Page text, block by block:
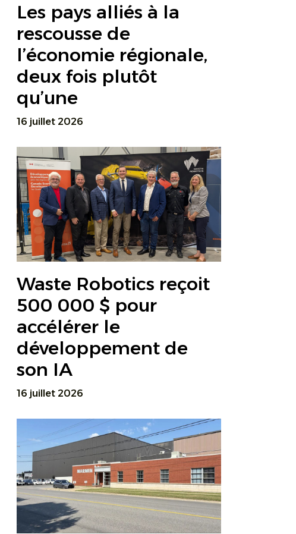
Les pays alliés à la
rescousse de
l’économie régionale,
deux fois plutôt
qu’une
16 juillet 2026
Waste Robotics reçoit
500 000 $ pour
accélérer le
développement de
son IA
16 juillet 2026